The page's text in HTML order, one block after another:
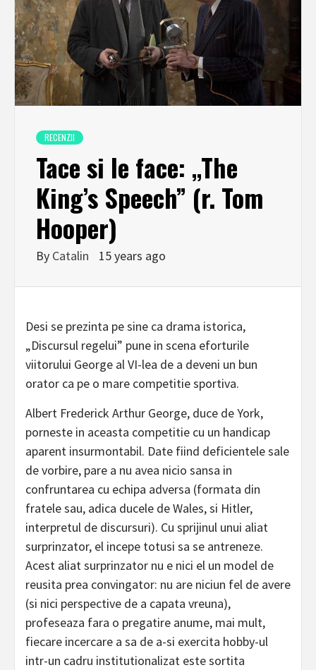
RECENZII
Tace si le face: „The
King’s Speech” (r. Tom
Hooper)
By Catalin 15 years ago
Desi se prezinta pe sine ca drama istorica,
„Discursul regelui” pune in scena eforturile
viitorului George al VI-lea de a deveni un bun
orator ca pe o mare competitie sportiva.
Albert Frederick Arthur George, duce de York,
porneste in aceasta competitie cu un handicap
aparent insurmontabil. Date fiind deficientele sale
de vorbire, pare a nu avea nicio sansa in
confruntarea cu echipa adversa (formata din
fratele sau, adica ducele de Wales, si Hitler,
interpretul de discursuri). Cu sprijinul unui aliat
surprinzator, el incepe totusi sa se antreneze.
Acest aliat surprinzator nu e nici el un model de
reusita prea convingator: nu are niciun fel de avere
(si nici perspective de a capata vreuna),
profeseaza fara o pregatire anume, mai mult,
fiecare incercare a sa de a-si exercita hobby-ul
intr-un cadru institutionalizat este sortita